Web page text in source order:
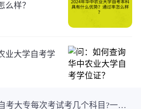
么样？
业大学自考学
2025华中农业大学自考大专每次考试考几个科目?一分钟带你了解